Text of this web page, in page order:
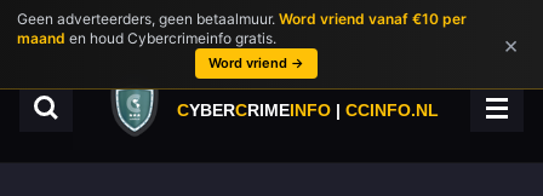
Geen adverteerders, geen betaalmuur. Word vriend vanaf €10 per
maand en houd Cybercrimeinfo gratis.
Word vriend →
×
Ga
direct
hoofdinhoud
CYBERCRIMEINFO | CCINFO.NL